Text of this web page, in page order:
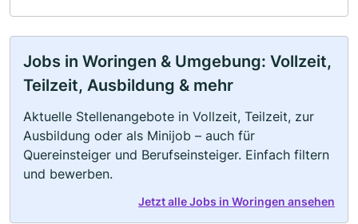
Jobs in Woringen & Umgebung: Vollzeit,
Teilzeit, Ausbildung & mehr
Aktuelle Stellenangebote in Vollzeit, Teilzeit, zur
Ausbildung oder als Minijob – auch für
Quereinsteiger und Berufseinsteiger. Einfach filtern
und bewerben.
Jetzt alle Jobs in Woringen ansehen